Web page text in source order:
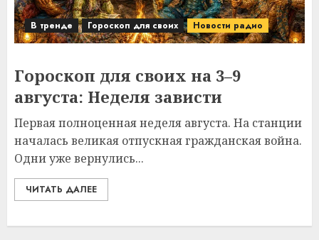
В тренде Гороскоп для своих Новости радио
Гороскоп для своих на 3–9
августа: Неделя зависти
Первая полноценная неделя августа. На станции
началась великая отпускная гражданская война.
Одни уже вернулись...
ЧИТАТЬ ДАЛЕЕ